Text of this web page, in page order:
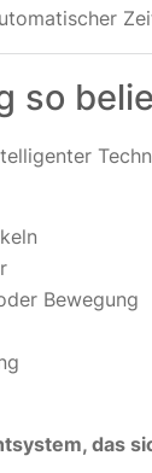
so
Bewegung
das